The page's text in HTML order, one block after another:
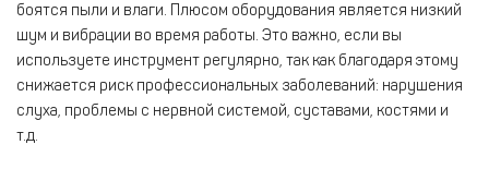
боятся пыли и влаги. Плюсом оборудования является низкий
шум и вибрации во время работы. Это важно, если вы
используете инструмент регулярно, так как благодаря этому
снижается риск профессиональных заболеваний: нарушения
слуха, проблемы с нервной системой, суставами, костями и
т.д.